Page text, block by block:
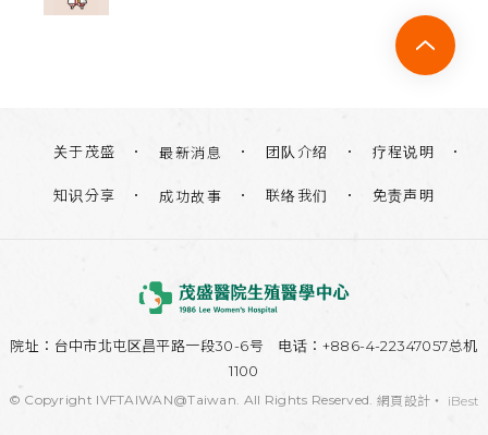
关于茂盛 最新消息 团队介绍 疗程说明
知识分享 成功故事 联络我们 免责声明
院址： 台中市北屯区昌平路一段30-6号 电话：+886-4-22347057总机
1100
© Copyright IVFTAIWAN@Taiwan. All Rights Reserved. 網頁設計 ‧ iBest